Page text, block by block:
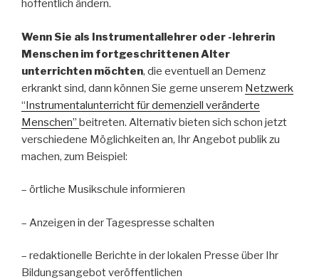
hoffentlich ändern.
Wenn Sie als Instrumentallehrer oder -lehrerin
Menschen im fortgeschrittenen Alter
unterrichten möchten, die eventuell an Demenz
erkrankt sind, dann können Sie gerne unserem Netzwerk
“Instrumentalunterricht für demenziell veränderte
Menschen” beitreten. Alternativ bieten sich schon jetzt
verschiedene Möglichkeiten an, Ihr Angebot publik zu
machen, zum Beispiel:
– örtliche Musikschule informieren
– Anzeigen in der Tagespresse schalten
– redaktionelle Berichte in der lokalen Presse über Ihr
Bildungsangebot veröffentlichen